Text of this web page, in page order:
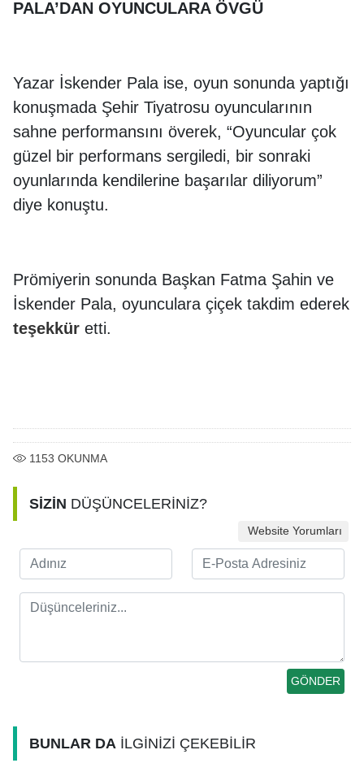
PALA’DAN OYUNCULARA ÖVGÜ
Yazar İskender Pala ise, oyun sonunda yaptığı
konuşmada Şehir Tiyatrosu oyuncularının
sahne performansını överek, “Oyuncular çok
güzel bir performans sergiledi, bir sonraki
oyunlarında kendilerine başarılar diliyorum”
diye konuştu.
Prömiyerin sonunda Başkan Fatma Şahin ve
İskender Pala, oyunculara çiçek takdim ederek
teşekkür etti.
1153 OKUNMA
SİZİN DÜŞÜNCELERİNİZ?
Website Yorumları
BUNLAR DA İLGİNİZİ ÇEKEBİLİR